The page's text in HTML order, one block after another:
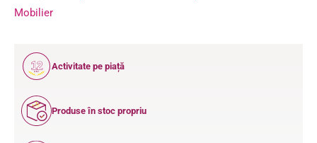
Mobilier
12
ANI
Activitate pe piață
Produse în stoc propriu